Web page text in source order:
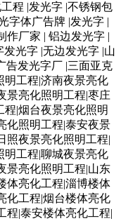
程 |发光字 |不锈钢包
字体广告牌 |发光字 |
作厂家 | 铝边发光字 |
光字 |无边发光字 |山
告发光字厂 |三面亚克
明工程|济南夜景亮化
景亮化照明工程|枣庄
|烟台夜景亮化照明
化照明工程|泰安夜景
照夜景亮化照明工程|
明工程|聊城夜景亮化
景亮化照明工程|山东
体亮化工程|淄博楼体
化工程|烟台楼体亮化
程|泰安楼体亮化工程|